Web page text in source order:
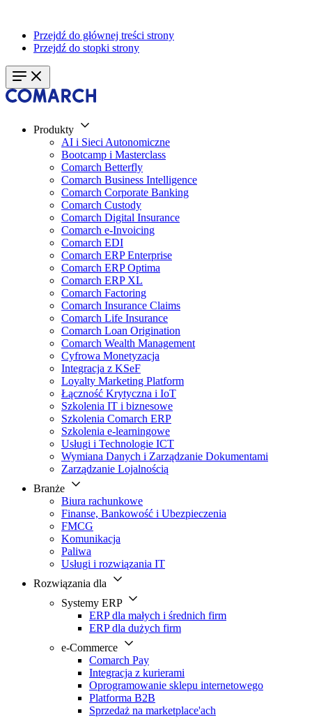
Przejdź do głównej treści strony
Przejdź do stopki strony
Produkty
AI i Sieci Autonomiczne
Bootcamp i Masterclass
Comarch Betterfly
Comarch Business Intelligence
Comarch Corporate Banking
Comarch Custody
Comarch Digital Insurance
Comarch e-Invoicing
Comarch EDI
Comarch ERP Enterprise
Comarch ERP Optima
Comarch ERP XL
Comarch Factoring
Comarch Insurance Claims
Comarch Life Insurance
Comarch Loan Origination
Comarch Wealth Management
Cyfrowa Monetyzacja
Integracja z KSeF
Loyalty Marketing Platform
Łączność Krytyczna i IoT
Szkolenia IT i biznesowe
Szkolenia Comarch ERP
Szkolenia e-learningowe
Usługi i Technologie ICT
Wymiana Danych i Zarządzanie Dokumentami
Zarządzanie Lojalnością
Branże
Biura rachunkowe
Finanse, Bankowość i Ubezpieczenia
FMCG
Komunikacja
Paliwa
Usługi i rozwiązania IT
Rozwiązania dla
Systemy ERP
ERP dla małych i średnich firm
ERP dla dużych firm
e-Commerce
Comarch Pay
Integracja z kurierami
Oprogramowanie sklepu internetowego
Platforma B2B
Sprzedaż na marketplace'ach